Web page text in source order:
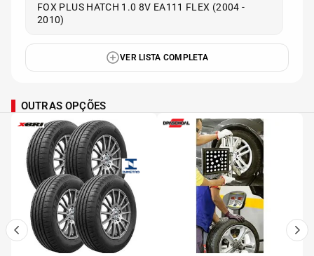
FOX PLUS HATCH 1.0 8V EA111 FLEX (2004 -
2010)
VER LISTA COMPLETA
OUTRAS OPÇÕES